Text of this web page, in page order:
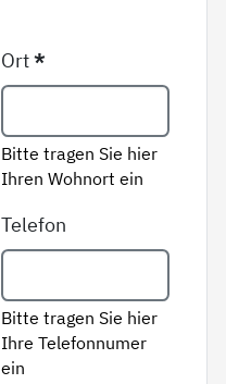
Ort*
Bitte tragen Sie hier
Ihren Wohnort ein
Telefon
Bitte tragen Sie hier
Ihre Telefonnumer
ein